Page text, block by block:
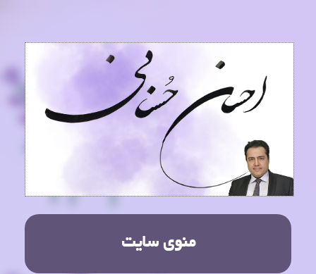
منوی سایت